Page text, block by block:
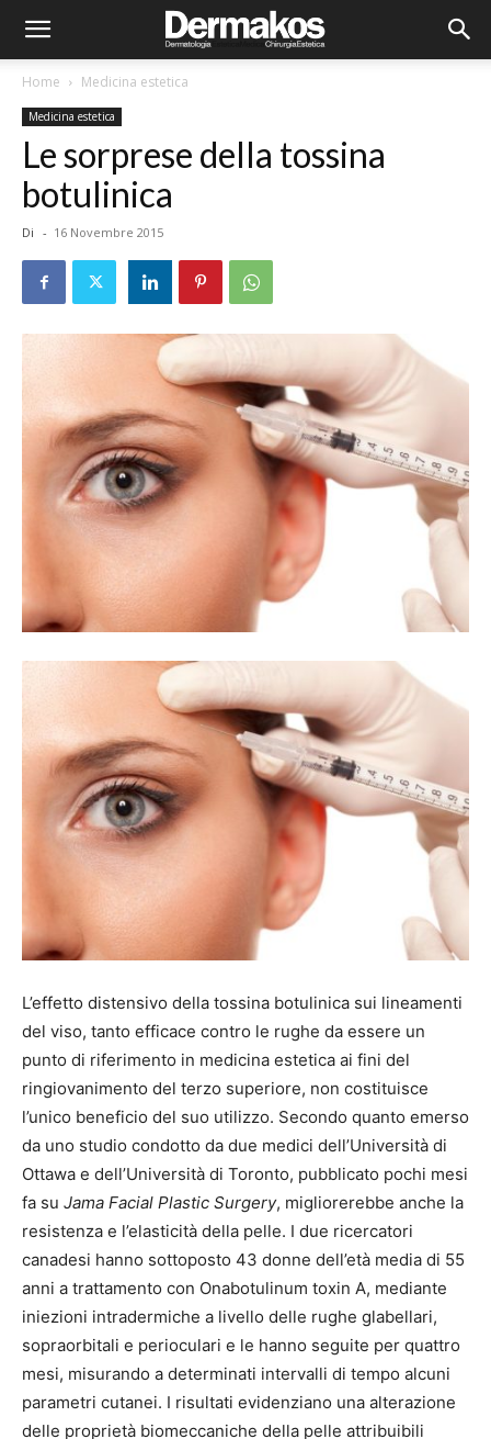
Home Medicina estetica
Medicina estetica
Le sorprese della tossina
botulinica
Di - 16 Novembre 2015
L’effetto distensivo della tossina botulinica sui lineamenti
del viso, tanto efficace contro le rughe da essere un
punto di riferimento in medicina estetica ai fini del
ringiovanimento del terzo superiore, non costituisce
l’unico beneficio del suo utilizzo. Secondo quanto emerso
da uno studio condotto da due medici dell’Università di
Ottawa e dell’Università di Toronto, pubblicato pochi mesi
fa su Jama Facial Plastic Surgery, migliorerebbe anche la
resistenza e l’elasticità della pelle. I due ricercatori
canadesi hanno sottoposto 43 donne dell’età media di 55
anni a trattamento con Onabotulinum toxin A, mediante
iniezioni intradermiche a livello delle rughe glabellari,
sopraorbitali e perioculari e le hanno seguite per quattro
mesi, misurando a determinati intervalli di tempo alcuni
parametri cutanei. I risultati evidenziano una alterazione
delle proprietà biomeccaniche della pelle attribuibili